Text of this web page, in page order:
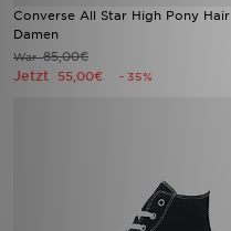
Converse All Star High Pony Hair
Damen
War85,00€
Jetzt 55,00€ - 35%